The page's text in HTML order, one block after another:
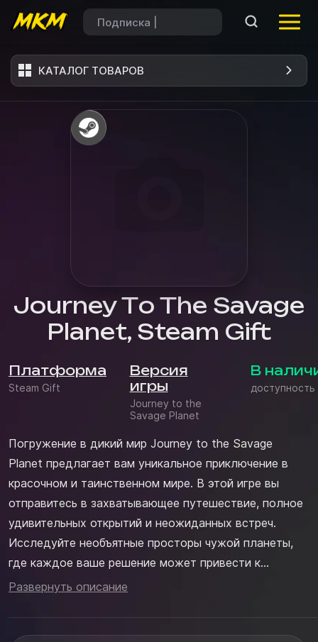
КАТАЛОГ ТОВАРОВ
Journey To The Savage
Planet, Steam Gift
Платформа
Steam Gift
Версия
игры
Journey to the
Savage Planet
В
доступность
Погружение в дикий мир Journey to the Savage
Planet предлагает вам уникальное приключение в
красочном и таинственном мире. В этой игре вы
отправитесь в захватывающее путешествие, полное
удивительных открытий и неожиданных встреч.
Исследуйте необъятные просторы чужой планеты,
где каждое ваше решение может привести к
принципиально новым последствиям. Вы должны
выжить в этом ярком, но опасном мире. Ваш герой -
Развернуть описание